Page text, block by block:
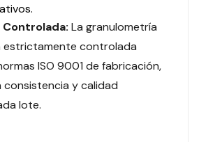
La granulometría
estrictamente controlada
ISO 9001 de fabricación,
consistencia y calidad
lote.